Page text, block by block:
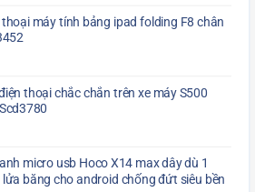
thoại máy tính bảng ipad folding F8 chân
thoại chắc chắn trên xe máy S500
micro usb Hoco X14 max dây dù 1
băng cho android chống đứt siêu bền